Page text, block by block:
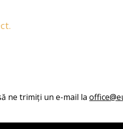
ne trimiți un e-mail la